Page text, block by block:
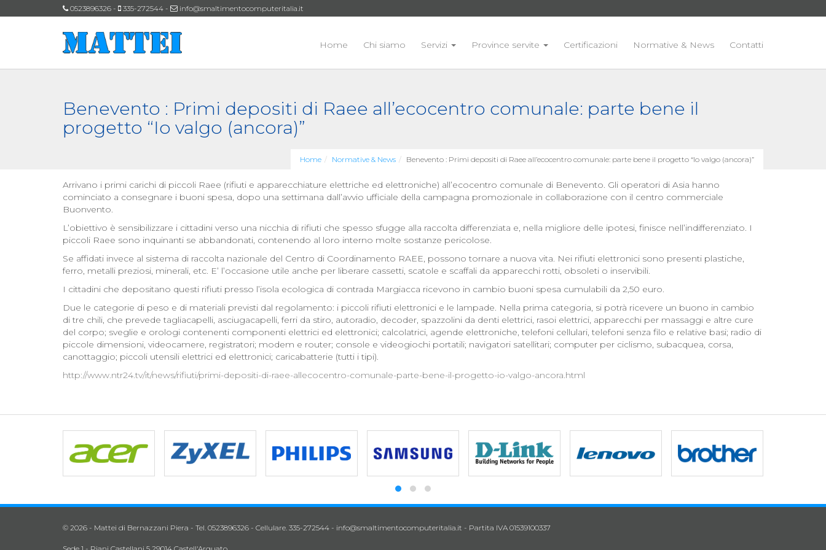
0523896326 - 335-272544 - info@smaltimentocomputeritalia.it
Home Chi siamo Servizi Province servite Certificazioni Normative & News Contatti
Benevento : Primi depositi di Raee all’ecocentro comunale: parte bene il
progetto “Io valgo (ancora)”
Home Normative & News Benevento : Primi depositi di Raee all’ecocentro comunale: parte bene il progetto “Io valgo (ancora)”
Arrivano i primi carichi di piccoli Raee (rifiuti e apparecchiature elettriche ed elettroniche) all’ecocentro comunale di Benevento. Gli operatori di Asia hanno
cominciato a consegnare i buoni spesa, dopo una settimana dall’avvio ufficiale della campagna promozionale in collaborazione con il centro commerciale
Buonvento.
L’obiettivo è sensibilizzare i cittadini verso una nicchia di rifiuti che spesso sfugge alla raccolta differenziata e, nella migliore delle ipotesi, finisce nell’indifferenziato. I
piccoli Raee sono inquinanti se abbandonati, contenendo al loro interno molte sostanze pericolose.
Se affidati invece al sistema di raccolta nazionale del Centro di Coordinamento RAEE, possono tornare a nuova vita. Nei rifiuti elettronici sono presenti plastiche,
ferro, metalli preziosi, minerali, etc. E’ l’occasione utile anche per liberare cassetti, scatole e scaffali da apparecchi rotti, obsoleti o inservibili.
I cittadini che depositano questi rifiuti presso l’isola ecologica di contrada Margiacca ricevono in cambio buoni spesa cumulabili da 2,50 euro.
Due le categorie di peso e di materiali previsti dal regolamento: i piccoli rifiuti elettronici e le lampade. Nella prima categoria, si potrà ricevere un buono in cambio
di tre chili, che prevede tagliacapelli, asciugacapelli, ferri da stiro, autoradio, decoder, spazzolini da denti elettrici, rasoi elettrici, apparecchi per massaggi e altre cure
del corpo; sveglie e orologi contenenti componenti elettrici ed elettronici; calcolatrici, agende elettroniche, telefoni cellulari, telefoni senza filo e relative basi; radio di
piccole dimensioni, videocamere, registratori; modem e router; console e videogiochi portatili; navigatori satellitari; computer per ciclismo, subacquea, corsa,
canottaggio; piccoli utensili elettrici ed elettronici; caricabatterie (tutti i tipi).
http://www.ntr24.tv/it/news/rifiuti/primi-depositi-di-raee-allecocentro-comunale-parte-bene-il-progetto-io-valgo-ancora.html
© 2026 - Mattei di Bernazzani Piera - Tel. 0523896326 - Cellulare. 335-272544 - info@smaltimentocomputeritalia.it - Partita IVA 01539100337